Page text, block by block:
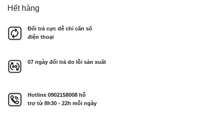
420.000 ₫.
là:
385.000 ₫.
Hết hàng
Đổi trả cực dễ chỉ cần số
điện thoại
07 ngày đổi trả do lỗi sản xuất
Hotline0902158008 hỗ
trợ từ 8h30 - 22h mỗi ngày